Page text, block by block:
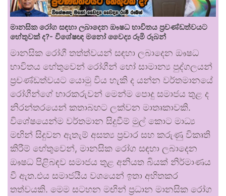
මානසික රෝග සඳහා ලබාදෙන ඖෂධ භාවිතය ප්‍රචණ්ඩත්වයට
හේතුවක් ද?- විශේෂඥ මනෝ වෛද්‍ය රූමි රූබන්
මානසික රෝගී තත්ත්වයන් සඳහා ලබාදෙන ඖෂධ
භාවිතය හේතුවෙන් රෝගීන් හෝ සාමාන්‍ය පුද්ගලයන්
ප්‍රචණ්ඩත්වයට යොමු විය හැකි ද යන්න වර්තමානයේ
රෝගීන්ගේ භාරකරුවන් මෙන්ම පොදු සමාජය තුළ ද
නිරන්තරයෙන් කතාබහට ලක්වන මාතෘකාවකි.
විශේෂයෙන්ම වර්තමාන සිදුවීම් මුල් කොට මාධ්‍ය
මඟින් සිදුවන ඇතැම් අසත්‍ය ප්‍රචාර සහ කරුණු විකෘති
කිරීම් හේතුවෙන්, මානසික රෝග සඳහා ලබාදෙන
ඖෂධ පිළිබඳව සමාජය තුළ අනියත බියක් නිර්මාණය
වී ඇත.එය සමාජයීය වශයෙන් ඉතා අහිතකර
තත්වයකි. මෙම සටහන මඟින් ප්‍රධාන මානසික රෝග